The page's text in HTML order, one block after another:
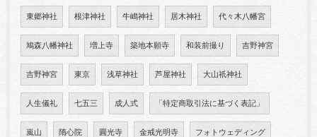
東郷神社 根津神社 牛嶋神社 居木神社 代々木八幡宮
鳩森八幡神社 増上寺 築地本願寺 和装前撮り 吉野神宮
吉野神宮 東京 浅草神社 芦屋神社 大山祇神社
人生儀礼 七五三 成人式 「特定商取引法に基づく表記」
嵐山 隋心院 圓光寺 金戒光明寺 フォトウェディング